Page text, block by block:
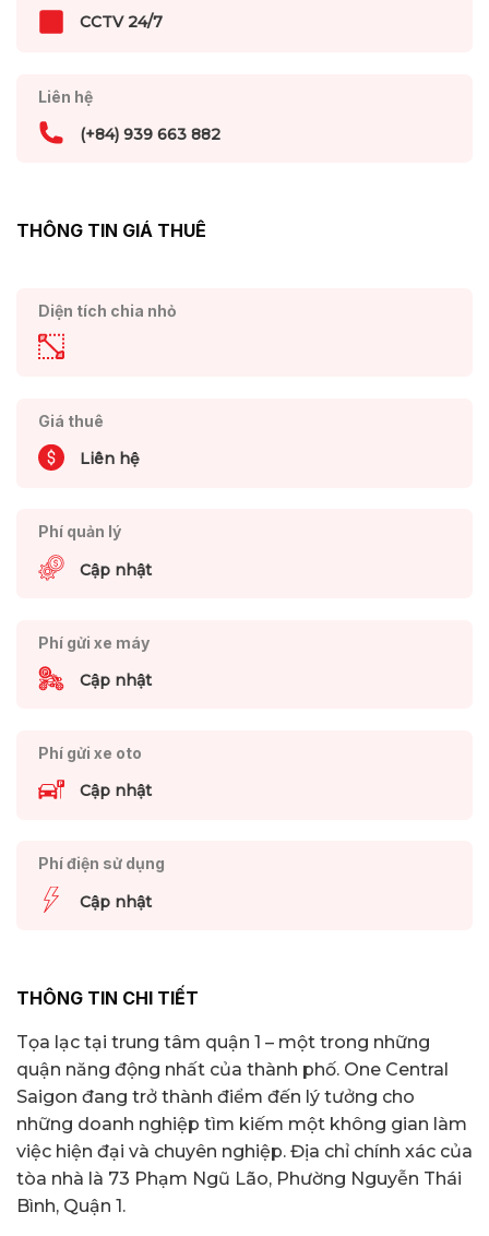
CCTV 24/7
Liên hệ
(+84) 939 663 882
THÔNG TIN GIÁ THUÊ
Diện tích chia nhỏ
Giá thuê
Liên hệ
Phí quản lý
Cập nhật
Phí gửi xe máy
Cập nhật
Phí gửi xe oto
Cập nhật
Phí điện sử dụng
Cập nhật
THÔNG TIN CHI TIẾT
Tọa lạc tại trung tâm quận 1 – một trong những
quận năng động nhất của thành phố. One Central
Saigon đang trở thành điểm đến lý tưởng cho
những doanh nghiệp tìm kiếm một không gian làm
việc hiện đại và chuyên nghiệp. Địa chỉ chính xác của
tòa nhà là 73 Phạm Ngũ Lão, Phường Nguyễn Thái
Bình, Quận 1.